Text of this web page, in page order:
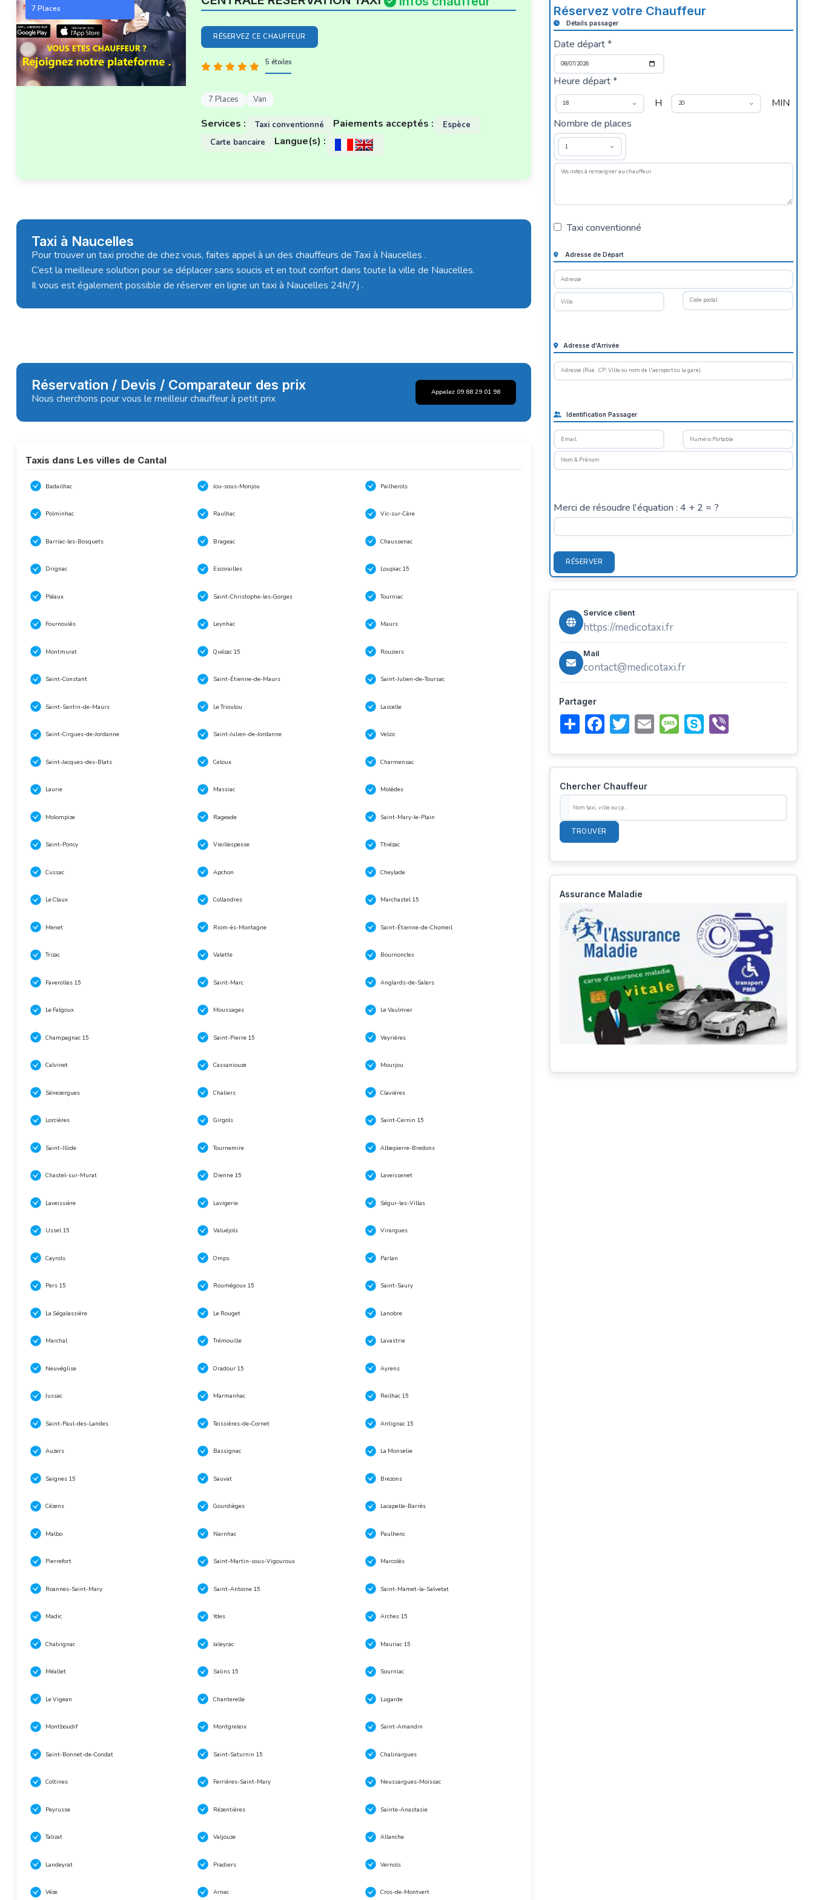
7 Places
RÉSERVEZ CE CHAUFFEUR
5 étoiles
7 Places Van
Services : Taxi conventionné Paiements acceptés :
Espèce
Carte bancaire
Langue(s) :
Taxi à Naucelles
Pour trouver un taxi proche de chez vous, faites appel à un des chauffeurs de Taxi à Naucelles .
C’est la meilleure solution pour se déplacer sans soucis et en tout confort dans toute la ville de Naucelles.
Il vous est également possible de réserver en ligne un taxi à Naucelles 24h/7j .
Réservation / Devis / Comparateur des prix
Nous cherchons pour vous le meilleur chauffeur à petit prix Appelez 09 88 29 01 98
Taxis dans Les villes de Cantal
Badailhac Jou-sous-Monjou Pailherols
Polminhac Raulhac Vic-sur-Cère
Barriac-les-Bosquets Brageac Chaussenac
Drignac Escorailles Loupiac 15
Pléaux Saint-Christophe-les-Gorges Tourniac
Fournoulès Leynhac Maurs
Montmurat Quézac 15 Rouziers
Saint-Constant Saint-Étienne-de-Maurs Saint-Julien-de-Toursac
Saint-Santin-de-Maurs Le Trioulou Lascelle
Saint-Cirgues-de-Jordanne Saint-Julien-de-Jordanne Velzic
Saint-Jacques-des-Blats Celoux Charmensac
Laurie Massiac Molèdes
Molompize Rageade Saint-Mary-le-Plain
Saint-Poncy Vieillespesse Thiézac
Cussac Apchon Cheylade
Le Claux Collandres Marchastel 15
Menet Riom-ès-Montagne Saint-Étienne-de-Chomeil
Trizac Valette Bournoncles
Faverolles 15 Saint-Marc Anglards-de-Salers
Le Falgoux Moussages Le Vaulmier
Champagnac 15 Saint-Pierre 15 Veyrières
Calvinet Cassaniouze Mourjou
Sénezergues Chaliers Clavières
Lorcières Girgols Saint-Cernin 15
Saint-Illide Tournemire Albepierre-Bredons
Chastel-sur-Murat Dienne 15 Laveissenet
Laveissière Lavigerie Ségur-les-Villas
Ussel 15 Valuéjols Virargues
Cayrols Omps Parlan
Pers 15 Roumégoux 15 Saint-Saury
La Ségalassière Le Rouget Lanobre
Marchal Trémouille Lavastrie
Neuvéglise Oradour 15 Ayrens
Jussac Marmanhac Reilhac 15
Saint-Paul-des-Landes Teissières-de-Cornet Antignac 15
Auzers Bassignac La Monselie
Saignes 15 Sauvat Brezons
Cézens Gourdièges Lacapelle-Barrès
Malbo Narnhac Paulhenc
Pierrefort Saint-Martin-sous-Vigouroux Marcolès
Roannes-Saint-Mary Saint-Antoine 15 Saint-Mamet-la-Salvetat
Madic Ydes Arches 15
Chalvignac Jaleyrac Mauriac 15
Méallet Salins 15 Sourniac
Le Vigean Chanterelle Lugarde
Montboudif Montgreleix Saint-Amandin
Saint-Bonnet-de-Condat Saint-Saturnin 15 Chalinargues
Coltines Ferrières-Saint-Mary Neussargues-Moissac
Peyrusse Rézentières Sainte-Anastasie
Talizat Valjouze Allanche
Landeyrat Pradiers Vernols
Véze Arnac Cros-de-Montvert
Réservez votre Chauffeur
Détails passager
Date départ *
Heure départ *
H
MIN
Nombre de places
Taxi conventionné
Adresse de Départ
Adresse d'Arrivée
Identification Passager
Merci de résoudre l'équation : 4 + 2 = ?
RÉSERVER
Service client
https://medicotaxi.fr
Mail
contact@medicotaxi.fr
Partager
Share FacebookTwitter Email MessageSkype
Chercher Chauffeur
TROUVER
Assurance Maladie